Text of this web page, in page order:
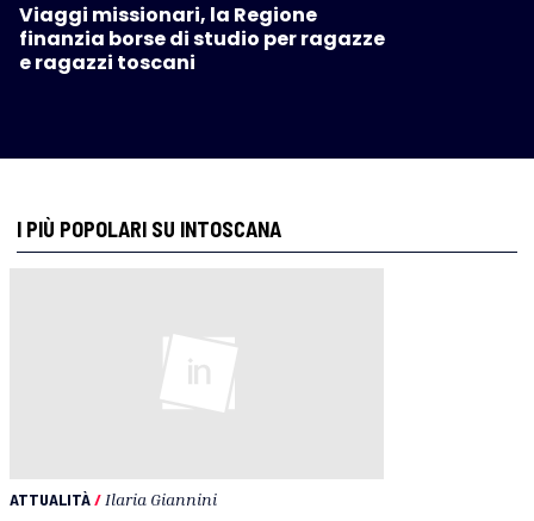
Viaggi missionari, la Regione
finanzia borse di studio per ragazze
e ragazzi toscani
I PIÙ POPOLARI SU INTOSCANA
ATTUALITÀ/ Ilaria Giannini